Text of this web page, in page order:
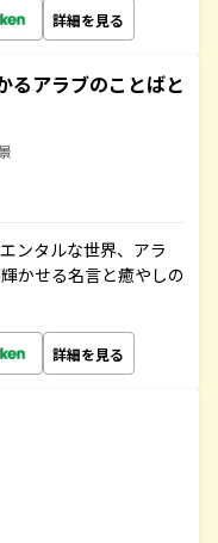
詳細を見る
るアラブのことばと
ンタルな世界、アラ
かせる名言と癒やしの
詳細を見る